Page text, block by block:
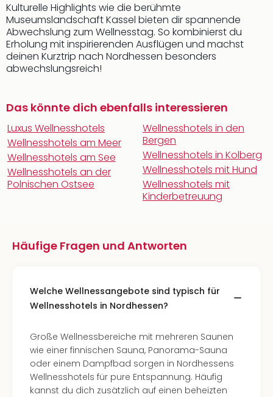
Kulturelle Highlights wie die berühmte
Museumslandschaft Kassel bieten dir spannende
Abwechslung zum Wellnesstag. So kombinierst du
Erholung mit inspirierenden Ausflügen und machst
deinen Kurztrip nach Nordhessen besonders
abwechslungsreich!
Das könnte dich ebenfalls interessieren
Luxus Wellnesshotels
Wellnesshotels am Meer
Wellnesshotels am See
Wellnesshotels an der
Polnischen Ostsee
Wellnesshotels in den
Bergen
Wellnesshotels in Kolberg
Wellnesshotels mit Hund
Wellnesshotels mit
Kinderbetreuung
Häufige Fragen und Antworten
Welche Wellnessangebote sind typisch für
Wellnesshotels in Nordhessen?
Große Wellnessbereiche mit mehreren Saunen
wie einer finnischen Sauna, Panorama-Sauna
oder einem Dampfbad sorgen in Nordhessens
Wellnesshotels für pure Entspannung. Häufig
kannst du dich zusätzlich auf einen beheizten